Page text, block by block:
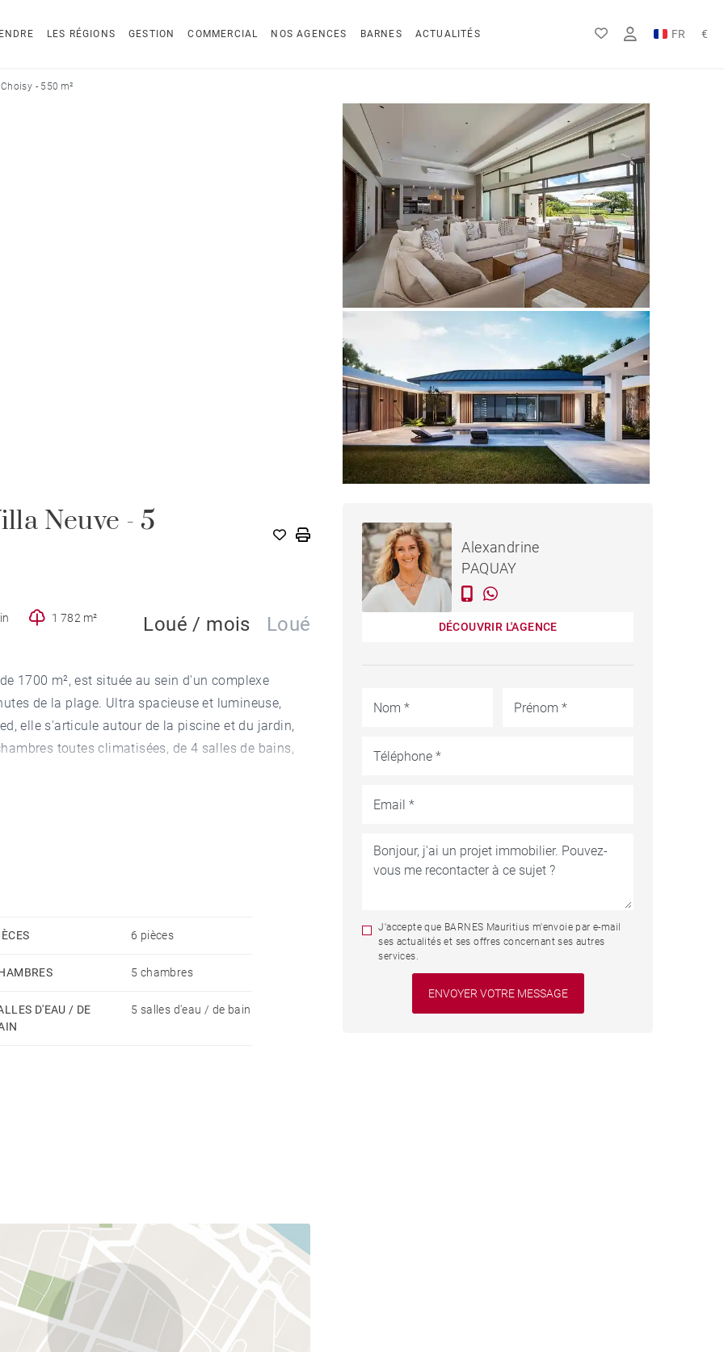
LES RÉGIONS GESTION COMMERCIAL NOS AGENCES BARNES ACTUALITÉS FR
EN
€
Rs
- 550 m²
Neuve - 5
1 782 m² Loué / mois Loué
1700 m², est située au sein d'un complexe
de la plage. Ultra spacieuse et lumineuse,
elle s'articule autour de la piscine et du jardin,
toutes climatisées, de 4 salles de bains,
de vie salon/salle à manger confortable et
chambre et une belle terrasse face à la piscine.
et de l'accès au garage. Les 4 autres
6 pièces
5 chambres
D'EAU / DE
5 salles d'eau / de bain
MAISON MONT CHOISY -
550 M²Alexandrine
PAQUAY
DÉCOUVRIR L'AGENCE
J'accepte que BARNES Mauritius m'envoie par e-mail
ses actualités et ses offres concernant ses autres
services.